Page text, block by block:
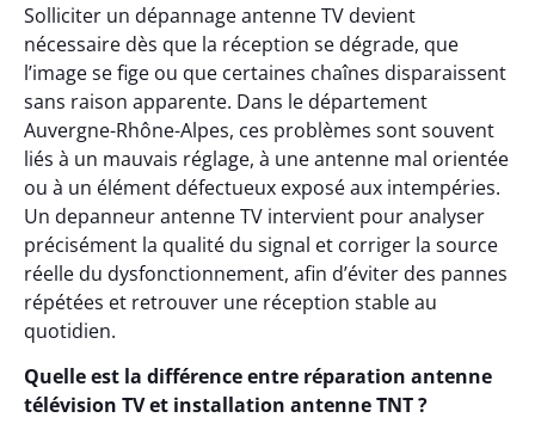
Solliciter un dépannage antenne TV devient
nécessaire dès que la réception se dégrade, que
l’image se fige ou que certaines chaînes disparaissent
sans raison apparente. Dans le département
Auvergne-Rhône-Alpes, ces problèmes sont souvent
liés à un mauvais réglage, à une antenne mal orientée
ou à un élément défectueux exposé aux intempéries.
Un depanneur antenne TV intervient pour analyser
précisément la qualité du signal et corriger la source
réelle du dysfonctionnement, afin d’éviter des pannes
répétées et retrouver une réception stable au
quotidien.
Quelle est la différence entre réparation antenne
télévision TV et installation antenne TNT ?